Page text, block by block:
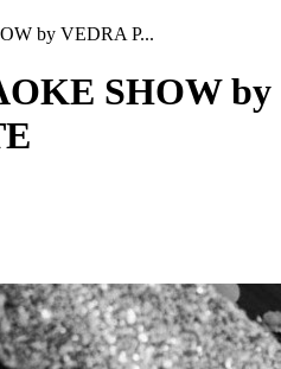
by VEDRA P...
SHOW by